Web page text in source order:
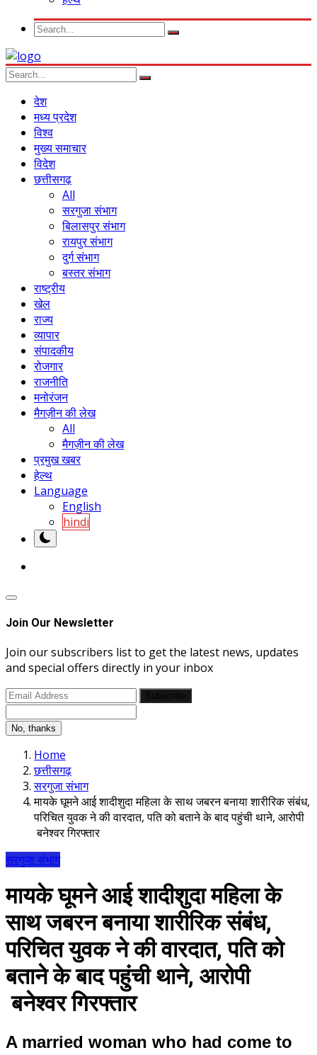
देश
मध्य प्रदेश
विश्व
मुख्य समाचार
विदेश
छत्तीसगढ़
All
सरगुजा संभाग
बिलासपुर संभाग
रायपुर संभाग
दुर्ग संभाग
बस्तर संभाग
राष्ट्रीय
खेल
राज्य
व्यापार
संपादकीय
रोजगार
राजनीति
मनोरंजन
मैगज़ीन की लेख
All
मैगज़ीन की लेख
प्रमुख खबर
हेल्थ
Language
English
hindi
Join Our Newsletter
Join our subscribers list to get the latest news, updates
and special offers directly in your inbox
No, thanks
Home
छत्तीसगढ़
सरगुजा संभाग
मायके घूमने आई शादीशुदा महिला के साथ जबरन बनाया शारीरिक संबंध,
परिचित युवक ने की वारदात, पति को बताने के बाद पहुंची थाने, आरोपी
बनेश्वर गिरफ्तार
सरगुजा संभाग
मायके घूमने आई शादीशुदा महिला के
साथ जबरन बनाया शारीरिक संबंध,
परिचित युवक ने की वारदात, पति को
बताने के बाद पहुंची थाने, आरोपी
बनेश्वर गिरफ्तार
A married woman who had come to